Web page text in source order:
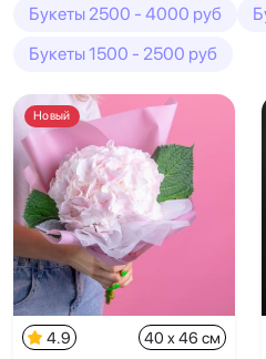
Букеты 2500 - 4000 руб
Букеты 1500 - 2500 руб
Новый
4.9 40 x 46 см